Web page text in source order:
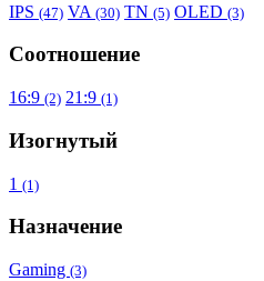
IPS (47) VA (30) TN (5) OLED (3)
Соотношение
16:9 (2) 21:9 (1)
Изогнутый
1 (1)
Назначение
Gaming (3)